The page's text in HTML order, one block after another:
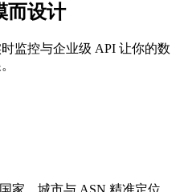
而设计
监控与企业级 API 让你的数